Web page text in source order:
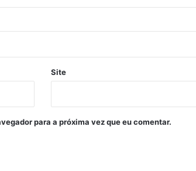
Site
para a próxima vez que eu comentar.